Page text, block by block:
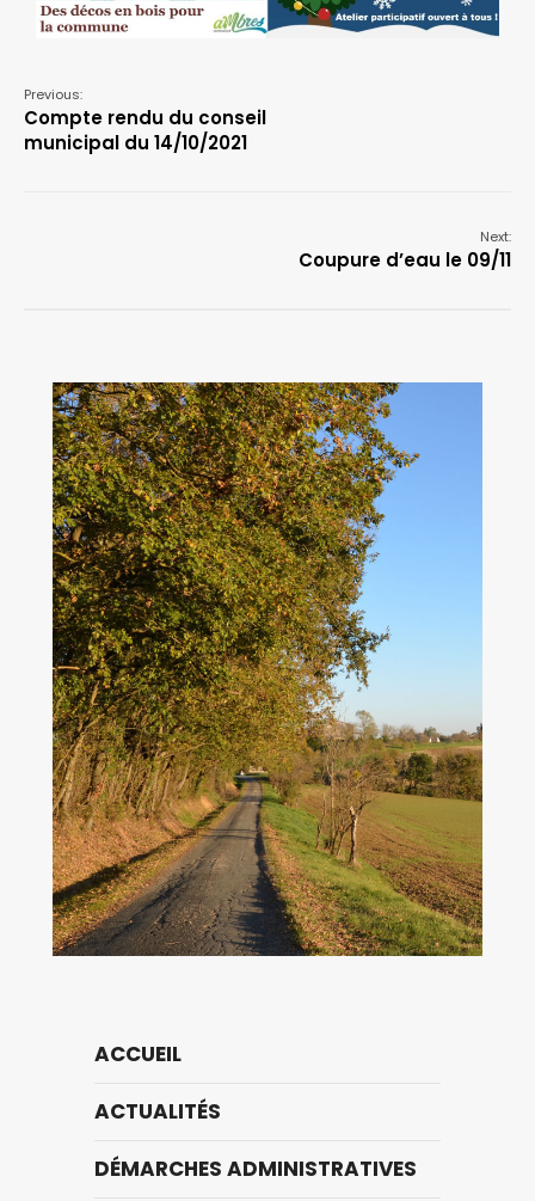
Previous:
Compte rendu du conseil
municipal du 14/10/2021
Next:
Coupure d’eau le 09/11
ACCUEIL
ACTUALITÉS
DÉMARCHES ADMINISTRATIVES